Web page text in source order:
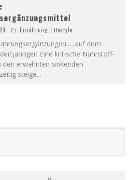
Ernährung, Lifestyle
dem
Eine kritische Nährstoff-
erwähnten sinkenden
steige...